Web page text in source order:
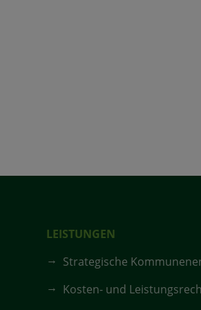
LEISTUNGEN
Strategische
Kosten- und